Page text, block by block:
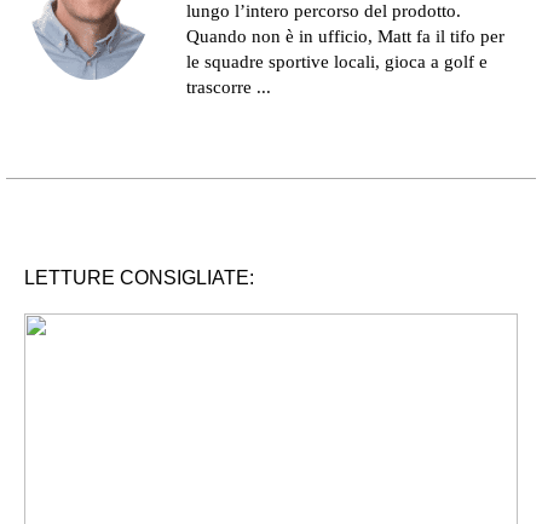
lungo l’intero percorso del prodotto.
Quando non è in ufficio, Matt fa il tifo per
le squadre sportive locali, gioca a golf e
trascorre ...
LETTURE CONSIGLIATE: